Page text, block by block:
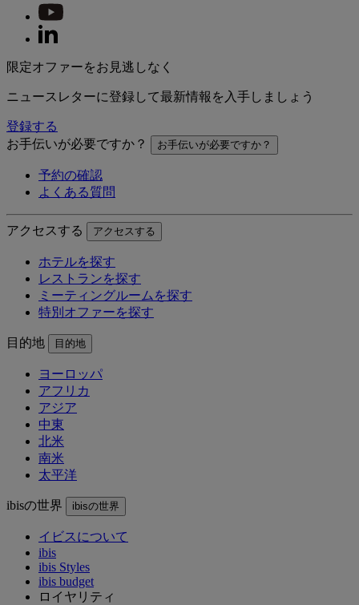
限定オファーをお見逃しなく
ニュースレターに登録して最新情報を入手しましょう
登録する
お手伝いが必要ですか？
お手伝いが必要ですか？
予約の確認
よくある質問
アクセスする アクセスする
ホテルを探す
レストランを探す
ミーティングルームを探す
特別オファーを探す
目的地 目的地
ヨーロッパ
アフリカ
アジア
中東
北米
南米
太平洋
ibisの世界 ibisの世界
イビスについて
ibis
ibis Styles
ibis budget
ロイヤリティ